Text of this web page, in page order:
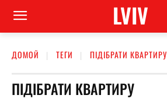
LVIV
ДОМОЙ ТЕГИ ПІДІБРАТИ КВАРТИРУ
ПІДІБРАТИ КВАРТИРУ